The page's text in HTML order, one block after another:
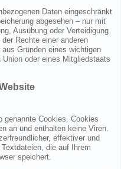
Daten eingeschränkt
abgesehen – nur mit
Ausübung oder Verteidigung
Rechte einer anderen
Gründen eines wichtigen
oder eines Mitgliedstaats
genannte Cookies. Cookies
an und enthalten keine Viren.
effektiver und
die auf Ihrem
speichert.